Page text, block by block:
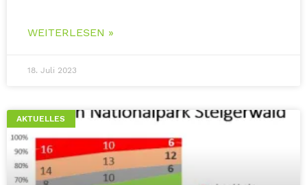
WEITERLESEN »
18. Juli 2023
AKTUELLES